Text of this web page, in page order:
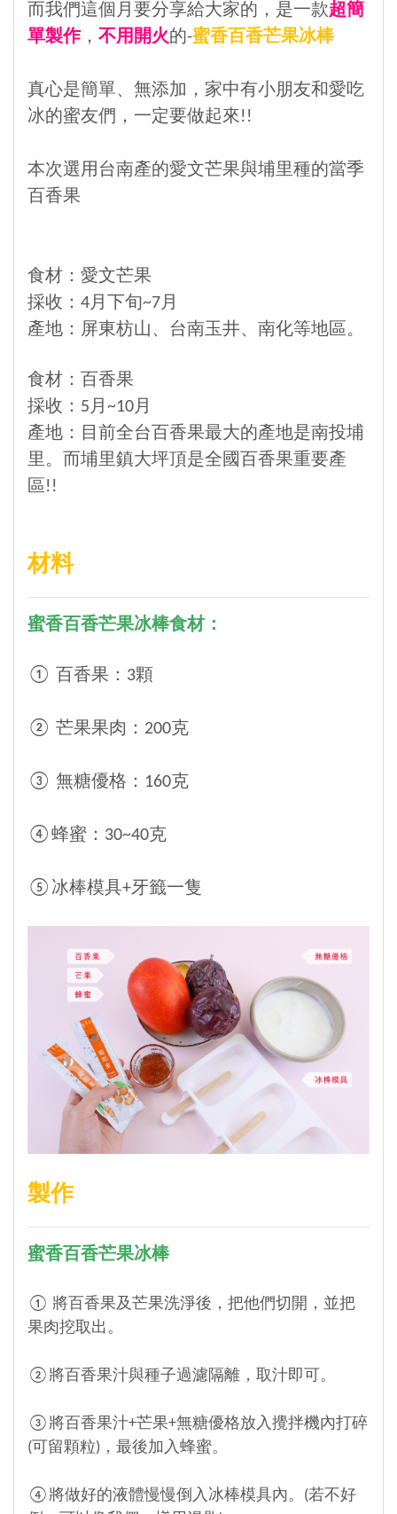
而我們這個月要分享給大家的，是一款超簡
單製作， 不用開火的-蜜香百香芒果冰棒
真心是簡單、無添加，家中有小朋友和愛吃
冰的蜜友們，一定要做起來!!
本次選用台南產的愛文芒果與埔里種的當季
百香果
食材：愛文芒果
採收：4月下旬~7月
產地： 屏東枋山、台南玉井、南化等地區。
食材：百香果
採收：5月~10月
產地：目前全台百香果最大的產地是南投埔
里。而埔里鎮大坪頂是全國百香果重要產
區!!
材料
蜜香百香芒果冰棒食材：
① 百香果：3顆
② 芒果果肉：200克
③ 無糖優格：160克
④蜂蜜：30~40克
⑤冰棒模具+牙籤一隻
製作
蜜香百香芒果冰棒
① 將百香果及芒果洗淨後，把他們切開，並把
果肉挖取出。
②將百香果汁與種子過濾隔離，取汁即可。
③將百香果汁+芒果+無糖優格放入攪拌機內打碎
(可留顆粒)，最後加入蜂蜜。
④將做好的液體慢慢倒入冰棒模具內。(若不好